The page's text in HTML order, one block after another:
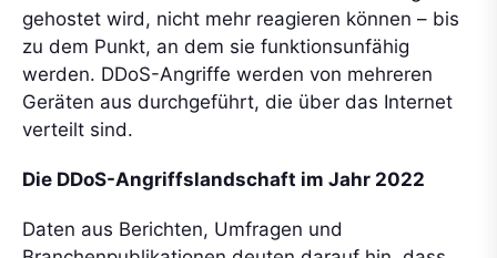
gehostet wird, nicht mehr reagieren können – bis
zu dem Punkt, an dem sie funktionsunfähig
werden. DDoS-Angriffe werden von mehreren
Geräten aus durchgeführt, die über das Internet
verteilt sind.
Die DDoS-Angriffslandschaft im Jahr 2022
Daten aus Berichten, Umfragen und